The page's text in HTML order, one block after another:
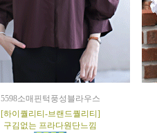
5598소매핀턱풍성블라우스
[하이퀄리티-브랜드퀄리티]
구김없는 프라다원단느낌